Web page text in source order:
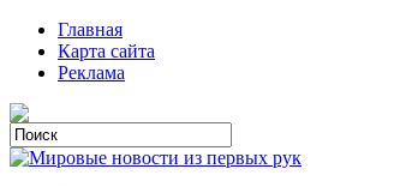
Главная
Карта сайта
Реклама